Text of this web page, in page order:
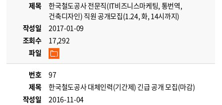
제목
한국철도공사 전문직(IT비즈니스마케팅, 통번역,
건축디자인) 직원 공개모집(1.24, 화, 14시까지)
작성일
2017-01-09
조회수
17,292
파일
번호
97
제목
한국철도공사 대체인력(기간제) 긴급 공개 모집(마감)
작성일
2016-11-04